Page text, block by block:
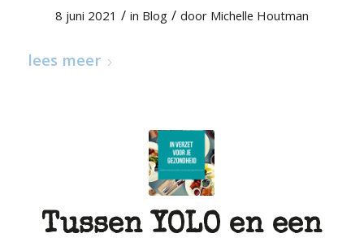
8 juni 2021 / in Blog / door Michelle Houtman
lees meer
Tussen YOLO en een